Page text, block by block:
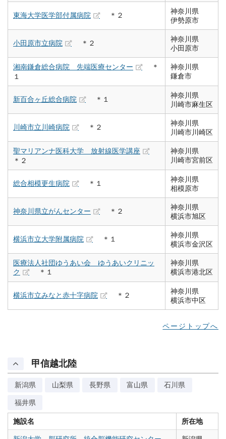
東海大学医学部付属病院 ＊２
神奈川県
伊勢原市
小田原市立病院 ＊２
神奈川県
小田原市
湘南鎌倉総合病院 先端医療センター
＊
１
神奈川県
鎌倉市
新百合ヶ丘総合病院 ＊１
神奈川県
川崎市麻生区
川崎市立川崎病院 ＊２
神奈川県
川崎市川崎区
聖マリアンナ医科大学 放射線医学講座
＊２
神奈川県
川崎市宮前区
総合相模更生病院 ＊１
神奈川県
相模原市
神奈川県立がんセンター ＊２
神奈川県
横浜市旭区
横浜市立大学附属病院 ＊１
神奈川県
横浜市金沢区
医療法人社団ゆうあい会 ゆうあいクリニッ
ク
＊１
神奈川県
横浜市港北区
横浜市立みなと赤十字病院 ＊２
神奈川県
横浜市中区
ページトップへ
甲信越北陸
新潟県 山梨県 長野県 富山県 石川県
福井県
施設名 所在地